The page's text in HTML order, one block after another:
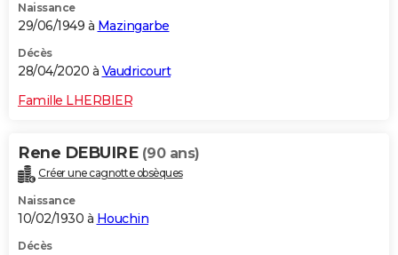
Naissance
29/06/1949 à Mazingarbe
Décès
28/04/2020 à Vaudricourt
Famille LHERBIER
Rene DEBUIRE (90 ans)
Créer une cagnotte obsèques
Naissance
10/02/1930 à Houchin
Décès